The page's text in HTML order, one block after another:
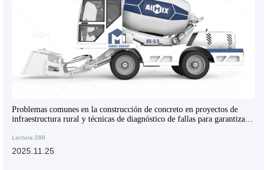
Problemas comunes en la construcción de concreto en proyectos de
infraestructura rural y técnicas de diagnóstico de fallas para garantizar
Lectura:288
2025.11.25